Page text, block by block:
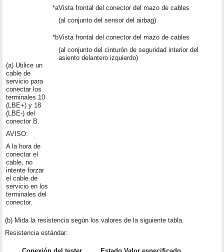
(a) Utilice un
cable de
servicio para
conectar los
terminales 10
(LBE+) y 18
(LBE-) del
conector B.
AVISO:
A la hora de
conectar el
cable, no
intente forzar
el cable de
servicio en los
terminales del
conector.
*aVista frontal del conector del mazo de cables
(al conjunto del sensor del airbag)
*bVista frontal del conector del mazo de cables
(al conjunto del cinturón de seguridad interior del
asiento delantero izquierdo)
(b) Mida la resistencia según los valores de la siguiente tabla.
Resistencia estándar: